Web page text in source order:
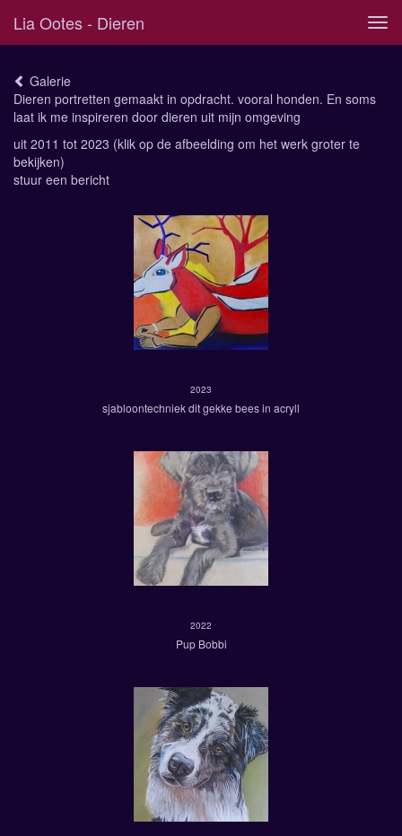
Lia Ootes - Dieren
Galerie
Dieren portretten gemaakt in opdracht. vooral honden. En soms
laat ik me inspireren door dieren uit mijn omgeving
uit 2011 tot 2023 (klik op de afbeelding om het werk groter te
bekijken)
stuur een bericht
2023
sjabloontechniek dit gekke bees in acryll
2022
Pup Bobbi